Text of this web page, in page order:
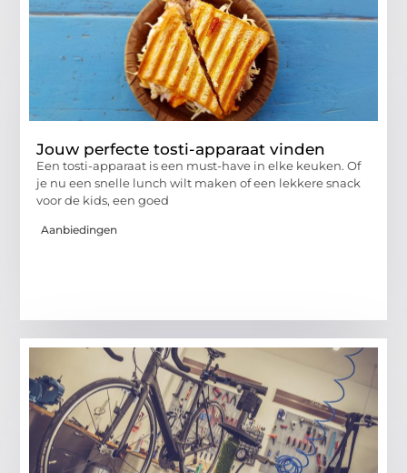
Jouw perfecte tosti-apparaat vinden
Een tosti-apparaat is een must-have in elke keuken. Of
je nu een snelle lunch wilt maken of een lekkere snack
voor de kids, een goed
Aanbiedingen